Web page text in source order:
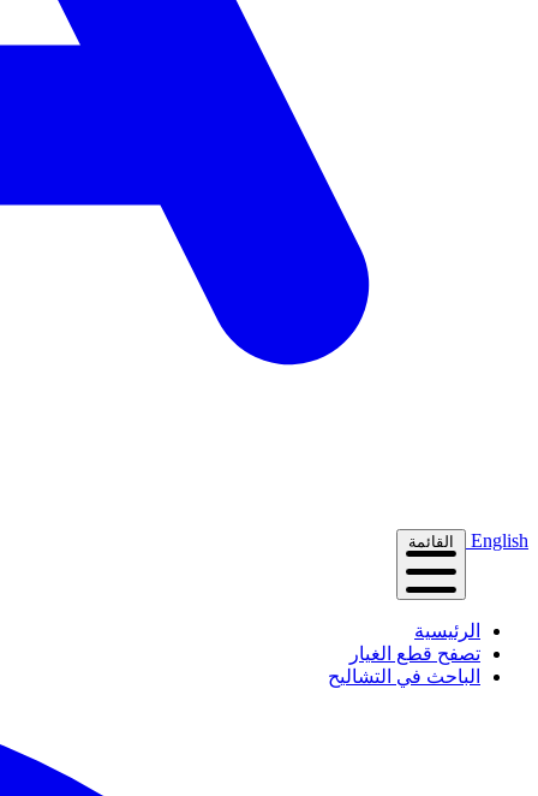
English القائمة
الرئيسية
تصفح قطع الغيار
الباحث في التشاليح